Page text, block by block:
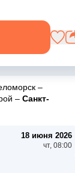
–
– Санкт-
18 июня 2026
чт, 08:00